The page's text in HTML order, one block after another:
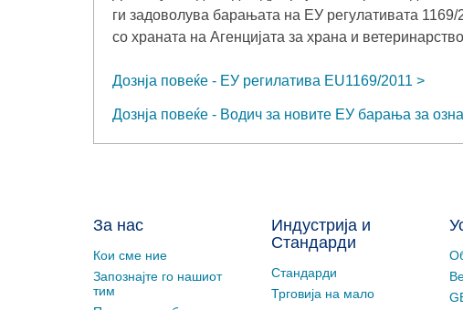
ги задоволува барањата на ЕУ регулативата
со храната на Агенцијата за храна и
Дознја повеќе - ЕУ регилатива EU1169/2011
Дознја повеќе - Водич за новите ЕУ барања за
За нас
Кои сме ние
Запознајте го нашиот
тим
Индустрија и
Стандарди
Стандарди
Трговија на мало